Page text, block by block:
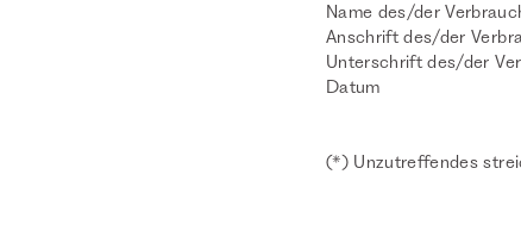
Name des/der
Anschrift des/der
Unterschrift des/der
Datum
(*) Unzutreffendes